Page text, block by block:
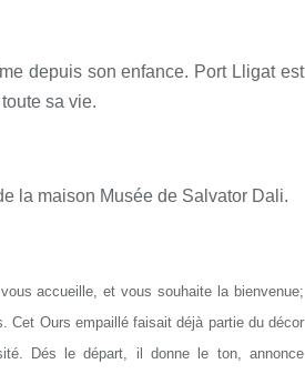
depuis son enfance. Port Lligat est
sa vie.
la maison Musée de Salvator Dali.
accueille, et vous souhaite la bienvenue;
Cet Ours empaillé faisait déjà partie du décor
Dés le départ, il donne le ton, annonce